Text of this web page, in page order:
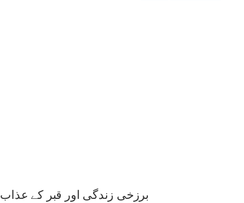
برزخی زندگی اور قبر کے